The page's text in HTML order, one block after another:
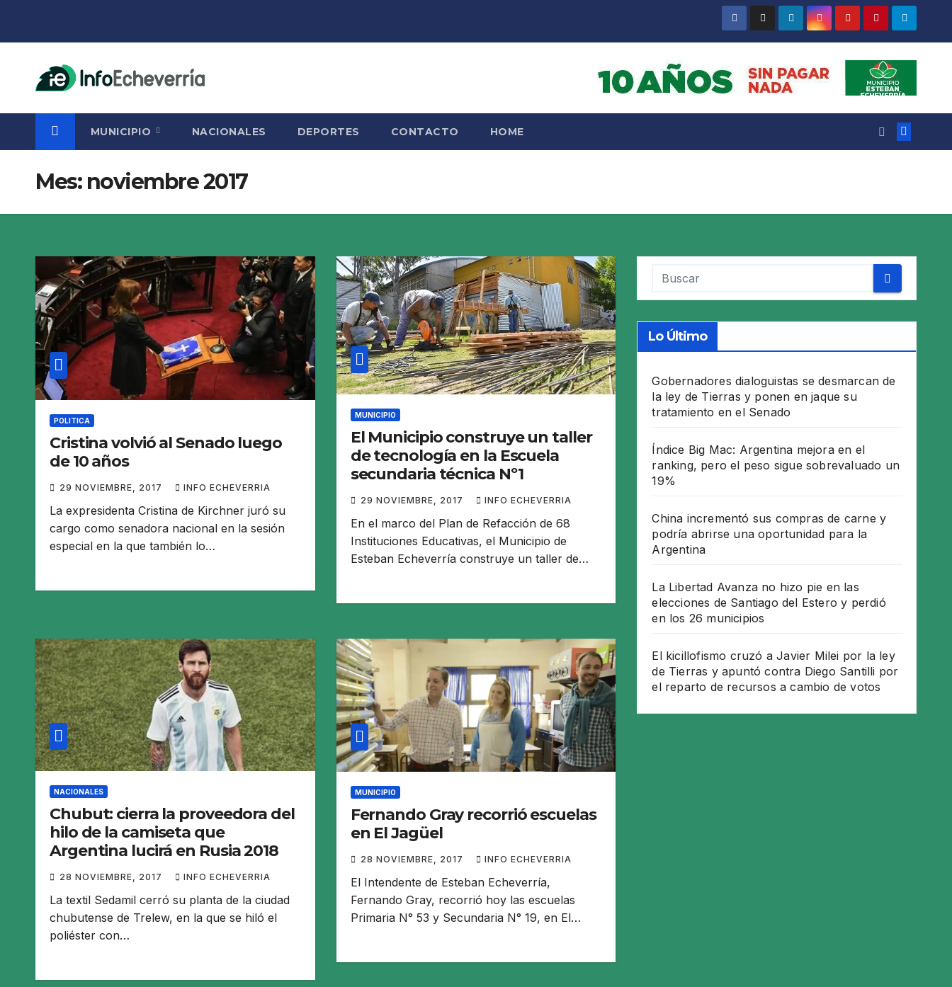
MUNICIPIO NACIONALES DEPORTES CONTACTO HOME
Mes: noviembre 2017
POLITICA
Cristina volvió al Senado luego
de 10 años
29 NOVIEMBRE, 2017 INFO ECHEVERRIA
La expresidenta Cristina de Kirchner juró su
cargo como senadora nacional en la sesión
especial en la que también lo…
MUNICIPIO
El Municipio construye un taller
de tecnología en la Escuela
secundaria técnica Nº1
29 NOVIEMBRE, 2017 INFO ECHEVERRIA
En el marco del Plan de Refacción de 68
Instituciones Educativas, el Municipio de
Esteban Echeverría construye un taller de…
NACIONALES
Chubut: cierra la proveedora del
hilo de la camiseta que
Argentina lucirá en Rusia 2018
28 NOVIEMBRE, 2017 INFO ECHEVERRIA
La textil Sedamil cerró su planta de la ciudad
chubutense de Trelew, en la que se hiló el
poliéster con…
MUNICIPIO
Fernando Gray recorrió escuelas
en El Jagüel
28 NOVIEMBRE, 2017 INFO ECHEVERRIA
El Intendente de Esteban Echeverría,
Fernando Gray, recorrió hoy las escuelas
Primaria N° 53 y Secundaria N° 19, en El…
Lo Último
Gobernadores dialoguistas se desmarcan de
la ley de Tierras y ponen en jaque su
tratamiento en el Senado
Índice Big Mac: Argentina mejora en el
ranking, pero el peso sigue sobrevaluado un
19%
China incrementó sus compras de carne y
podría abrirse una oportunidad para la
Argentina
La Libertad Avanza no hizo pie en las
elecciones de Santiago del Estero y perdió
en los 26 municipios
El kicillofismo cruzó a Javier Milei por la ley
de Tierras y apuntó contra Diego Santilli por
el reparto de recursos a cambio de votos